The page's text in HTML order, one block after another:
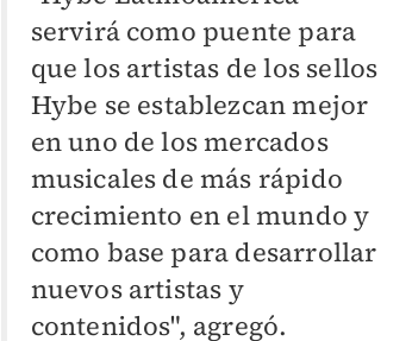
servirá como puente para
que los artistas de los sellos
Hybe se establezcan mejor
en uno de los mercados
musicales de más rápido
crecimiento en el mundo y
como base para desarrollar
nuevos artistas y
contenidos", agregó.